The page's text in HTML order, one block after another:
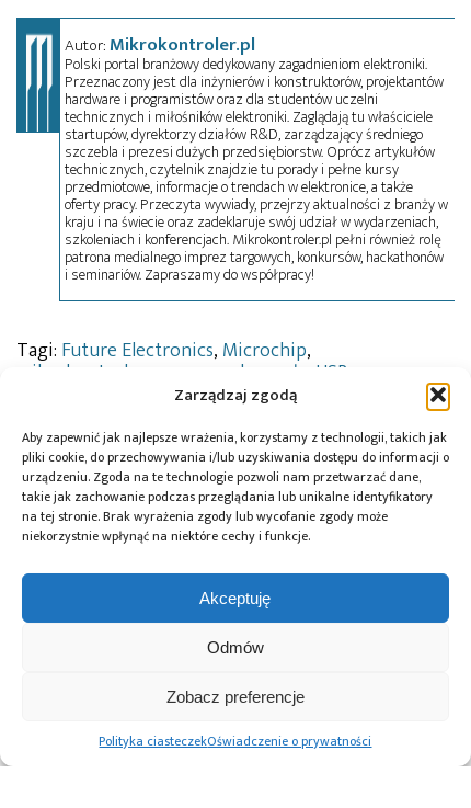
Zarządzaj zgodą
Aby zapewnić jak najlepsze wrażenia, korzystamy z technologii, takich jak
pliki cookie, do przechowywania i/lub uzyskiwania dostępu do informacji o
urządzeniu. Zgoda na te technologie pozwoli nam przetwarzać dane,
takie jak zachowanie podczas przeglądania lub unikalne identyfikatory
na tej stronie. Brak wyrażenia zgody lub wycofanie zgody może
niekorzystnie wpłynąć na niektóre cechy i funkcje.
Akceptuję
Odmów
Zobacz preferencje
Polityka ciasteczekOświadczenie o prywatności
Autor:Mikrokontroler.pl
Polski portal branżowy dedykowany zagadnieniom elektroniki.
Przeznaczony jest dla inżynierów i konstruktorów, projektantów
hardware i programistów oraz dla studentów uczelni
technicznych i miłośników elektroniki. Zaglądają tu właściciele
startupów, dyrektorzy działów R&D, zarządzający średniego
szczebla i prezesi dużych przedsiębiorstw. Oprócz artykułów
technicznych, czytelnik znajdzie tu porady i pełne kursy
przedmiotowe, informacje o trendach w elektronice, a także
oferty pracy. Przeczyta wywiady, przejrzy aktualności z branży w
kraju i na świecie oraz zadeklaruje swój udział w wydarzeniach,
szkoleniach i konferencjach. Mikrokontroler.pl pełni również rolę
patrona medialnego imprez targowych, konkursów, hackathonów
i seminariów. Zapraszamy do współpracy!
Tagi: Future Electronics, Microchip,
mikrokontrolery podzespoły USB
Przeczytaj również:
ELECTRIC
ICEYE pozyskuje
pierwszą
inwestycję
Scaleup Europe
Europejskiej
ITECH rozpoczyna
Azjatyckim